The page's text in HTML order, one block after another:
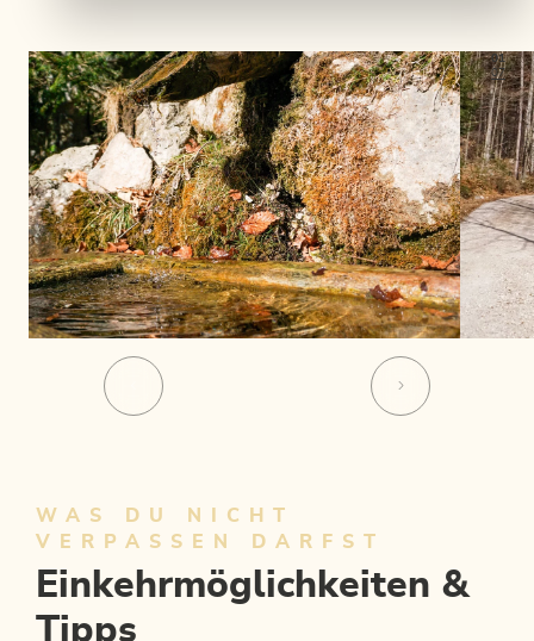
01
07
WAS DU NICHT
VERPASSEN DARFST
Einkehrmöglichkeiten &
Tipps